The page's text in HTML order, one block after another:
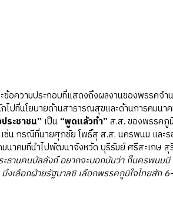
วามประกอบที่แสดงถึงผลงานของพรรคจำน
ปที่นโยบายด้านสาธารณสุขและด้านการคมน
ระชาชน” เป็น “พูดแล้วทำ” ส.ส. ของพรรคภู
น กรณีที่นายศุภชัย โพธิ์สุ ส.ส. นครพนม และ
าคมที่นำไปพัฒนาจังหวัด บุรีรัมย์ ศรีสะเกษ
ะธานคนบัลลังก์ อยากจะบอกมันว่า ก็นครพนม
เลือกฝ่ายรัฐบาลซิ เลือกพรรคภูมิใจไทยสัก